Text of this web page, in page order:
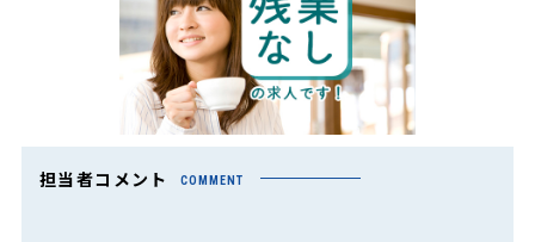
担当者コメント COMMENT